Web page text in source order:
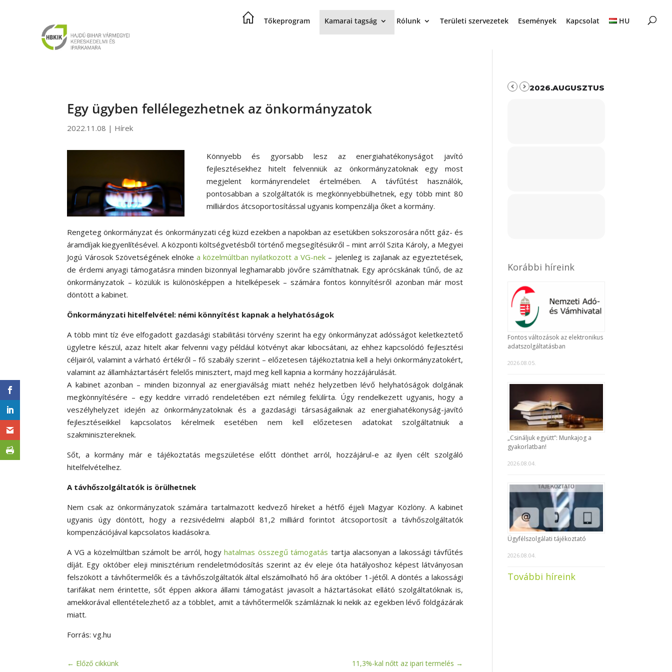
Tőkeprogram Kamarai tagság Rólunk Területi szervezetek Események Kapcsolat HU
Egy ügyben fellélegezhetnek az önkormányzatok
2022.11.08 | Hírek
Könnyebb és gyorsabb lesz az energiahatékonyságot javító
fejlesztésekhez hitelt felvenniük az önkormányzatoknak egy most
megjelent kormányrendelet értelmében. A távfűtést használók,
pontosabban a szolgáltatók is megkönnyebbülhetnek, egy több mint 80
milliárdos átcsoportosítással ugyanis kompenzálja őket a kormány.
Rengeteg önkormányzat és önkormányzati cég küzd ezekben a napokban az esetükben sokszorosára nőtt gáz- és
áramdíjak kiegyenlítésével. A központi költségvetésből történő megsegítésükről – mint arról Szita Károly, a Megyei
Jogú Városok Szövetségének elnöke a közelmúltban nyilatkozott a VG-nek – jelenleg is zajlanak az egyeztetések,
de érdemi anyagi támogatásra minden bizonnyal leghamarabb jövőre számíthatnak. Egy aprócskának tűnő, de az
önkormányzatok – közülük is különösképpen a hitelképesek – számára fontos könnyítésről azonban már most
döntött a kabinet.
Önkormányzati hitelfelvétel: némi könnyítést kapnak a helyhatóságok
A több mint tíz éve elfogadott gazdasági stabilitási törvény szerint ha egy önkormányzat adósságot keletkeztető
ügyletre készül, azaz hitelt akar felvenni vagy például kötvényt akar kibocsátani, az ehhez kapcsolódó fejlesztési
céljairól, valamint a várható értékről – fő szabály szerint – előzetesen tájékoztatnia kell a helyi önkormányzatokért,
valamint az államháztartásért felelős minisztert, majd meg kell kapnia a kormány hozzájárulását.
A kabinet azonban – minden bizonnyal az energiaválság miatt nehéz helyzetben lévő helyhatóságok dolgának
megkönnyítésére – egy keddre virradó rendeletében ezt némileg felülírta. Úgy rendelkezett ugyanis, hogy a
veszélyhelyzet idején az önkormányzatoknak és a gazdasági társaságaiknak az energiahatékonyság-javító
fejlesztéseikkel kapcsolatos kérelmeik esetében nem kell előzetesen adatokat szolgáltatniuk a
szakminisztereknek.
Sőt, a kormány már e tájékoztatás megszületése előtt dönthet arról, hozzájárul-e az ilyen célt szolgáló
hitelfelvételhez.
A távhőszolgáltatók is örülhetnek
Nem csak az önkormányzatok számára tartalmazott kedvező híreket a hétfő éjjeli Magyar Közlöny. A kabinet
ugyanis úgy döntött, hogya rezsivédelmi alapból 81,2 milliárd forintot átcsoportosít a távhőszolgáltatók
kompenzációjával kapcsolatos kiadásokra.
A VG a közelmúltban számolt be arról, hogyhatalmas összegű támogatás tartja alacsonyan a lakossági távfűtés
díját. Egy október eleji minisztérium rendeletmódosítás szerint az év eleje óta hatályoshoz képest látványosan
felszökött a távhőtermelők és a távhőszolgáltatók által elszámolható hő ára október 1-jétől. A döntés a lakossági
tarifákat nem érintette, sőt éppen akkora állami támogatást javasolt a háztartásokat ellátó szolgáltatóknak is,
amekkorával ellentételezhető az a többlet, amit a távhőtermelők számláznak ki nekik az egekben lévő földgázárak
miatt.
Forrás: vg.hu
← Előző cikkünk 11,3%-kal nőtt az ipari termelés →
2026.AUGUSZTUS
Korábbi híreink
Fontos változások az elektronikus
adatszolgáltatásban
2026.08.05.
„Csináljuk együtt”: Munkajog a
gyakorlatban!
2026.08.04.
Ügyfélszolgálati tájékoztató
2026.08.04.
További híreink